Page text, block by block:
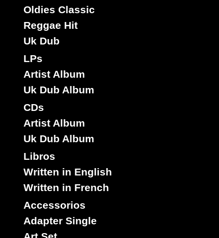
Oldies Classic
Reggae Hit
Uk Dub
LPs
Artist Album
Uk Dub Album
CDs
Artist Album
Uk Dub Album
Libros
Written in English
Written in French
Accessorios
Adapter Single
Sello :House O Love
Titulo : No One in The World
Estilo :
05079
Sello :inspire